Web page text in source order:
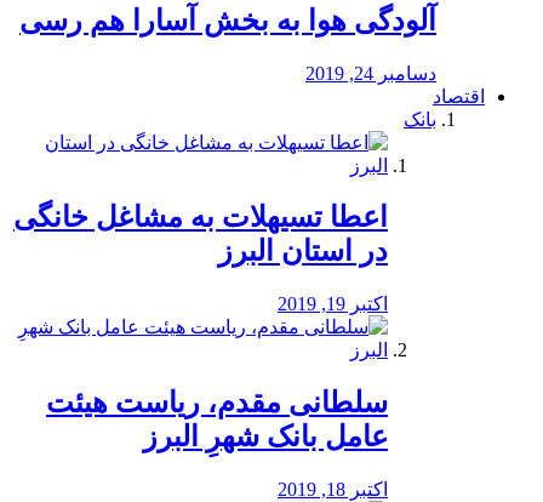
آلودگی هوا به بخش آسارا هم رسی
دسامبر 24, 2019
اقتصاد
بانک
️اعطا تسیهلات به مشاغل خانگی
در استان البرز
اکتبر 19, 2019
سلطانی مقدم، ریاست هیئت
عامل بانک شهرِ البرز
اکتبر 18, 2019